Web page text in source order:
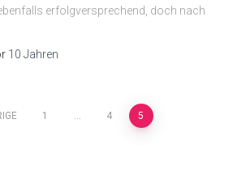
erfolgversprechend, doch nach
10 Jahren
1 … 4 5